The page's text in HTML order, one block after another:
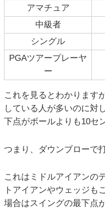
アマチュア
中級者
シングル
PGAツアープレーヤ
ー
これを見るとわかります
している人が多いのに対
下点がボールよりも10セ
つまり、ダウンブローで
これはミドルアイアンの
トアイアンやウェッジも
場合はスイングの最下点